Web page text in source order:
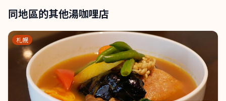
同地區的其他湯咖哩店
札幌